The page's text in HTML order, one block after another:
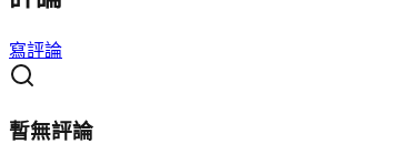
寫評論
暫無評論